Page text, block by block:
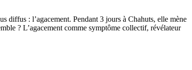
diffus : l’agacement. Pendant 3 jours à Chahuts, elle mène
? L’agacement comme symptôme collectif, révélateur